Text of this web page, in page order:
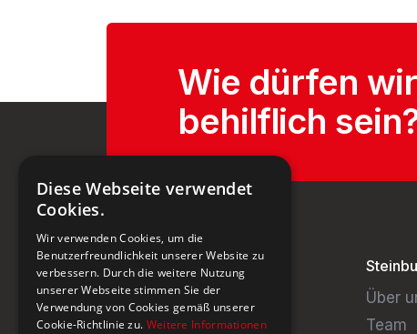
Wie dürfen
behilflich
Über
Team
Diese Webseite verwendet
Cookies.
Wir verwenden Cookies, um die
Benutzerfreundlichkeit unserer Website zu
verbessern. Durch die weitere Nutzung
unserer Webseite stimmen Sie der
Verwendung von Cookies gemäß unserer
Cookie-Richtlinie zu. Weitere Informationen